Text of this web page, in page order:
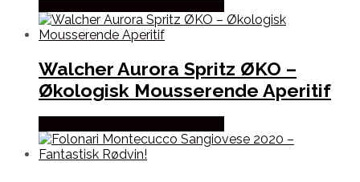
Walcher Aurora Spritz ØKO –
Økologisk Mousserende Aperitif